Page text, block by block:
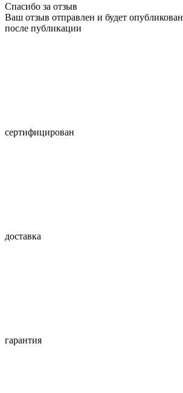
Спасибо за отзыв
Ваш отзыв отправлен и будет опубликован
после публикации
сертифицирован
доставка
гарантия